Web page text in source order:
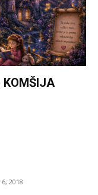
KOMŠIJA
2018